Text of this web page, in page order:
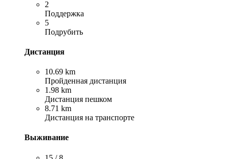
2
Поддержка
5
Подрубить
Дистанция
10.69 km
Пройденная дистанция
1.98 km
Дистанция пешком
8.71 km
Дистанция на транспорте
Выживание